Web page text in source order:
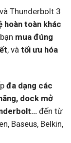
Thunderbolt 3
hoàn toàn khác
mua đúng
, và tối ưu hóa
đa dạng các
dock mở
đến từ
Baseus, Belkin,